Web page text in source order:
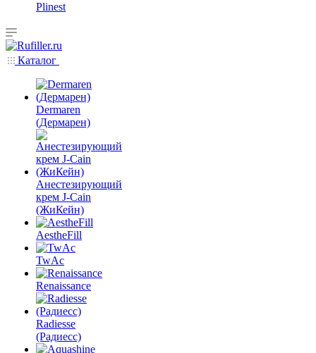
Plinest
Каталог
Dermaren
(Дермарен)
Анестезирующий
крем J-Cain
(ЖиКейн)
AestheFill
TwAc
Renaissance
Radiesse
(Радиесс)